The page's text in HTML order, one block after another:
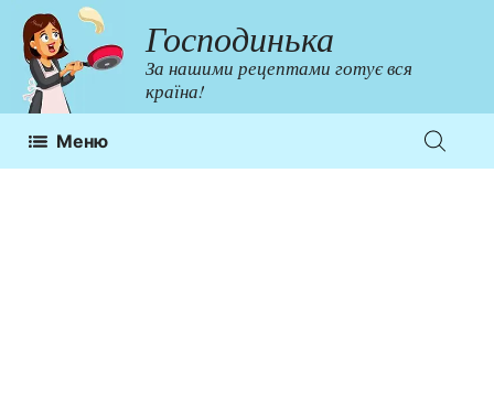
Перейти
до
контенту
Господинька
За нашими рецептами готує вся
країна!
Меню